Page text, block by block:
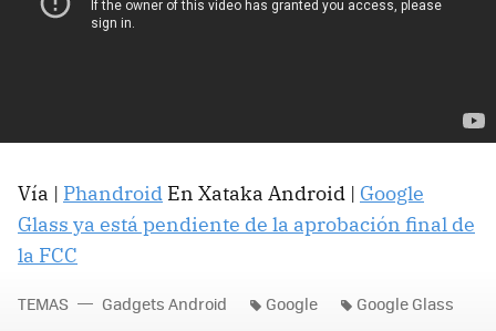
Vía | Phandroid En Xataka Android | Google
Glass ya está pendiente de la aprobación final de
la FCC
TEMAS Gadgets Android Google Google Glass